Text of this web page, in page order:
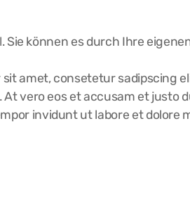
Sie können es durch Ihre
sit amet, consetetur sadipscing
At vero eos et accusam et justo
invidunt ut labore et dolore